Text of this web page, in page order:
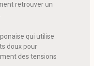
retrouver un
qui utilise
doux pour
des tensions